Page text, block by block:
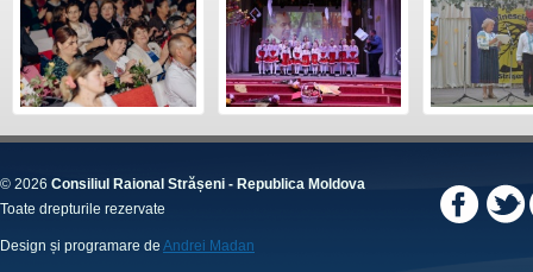
© 2026 Consiliul Raional Strășeni - Republica Moldova
Toate drepturile rezervate
Design și programare de Andrei Madan